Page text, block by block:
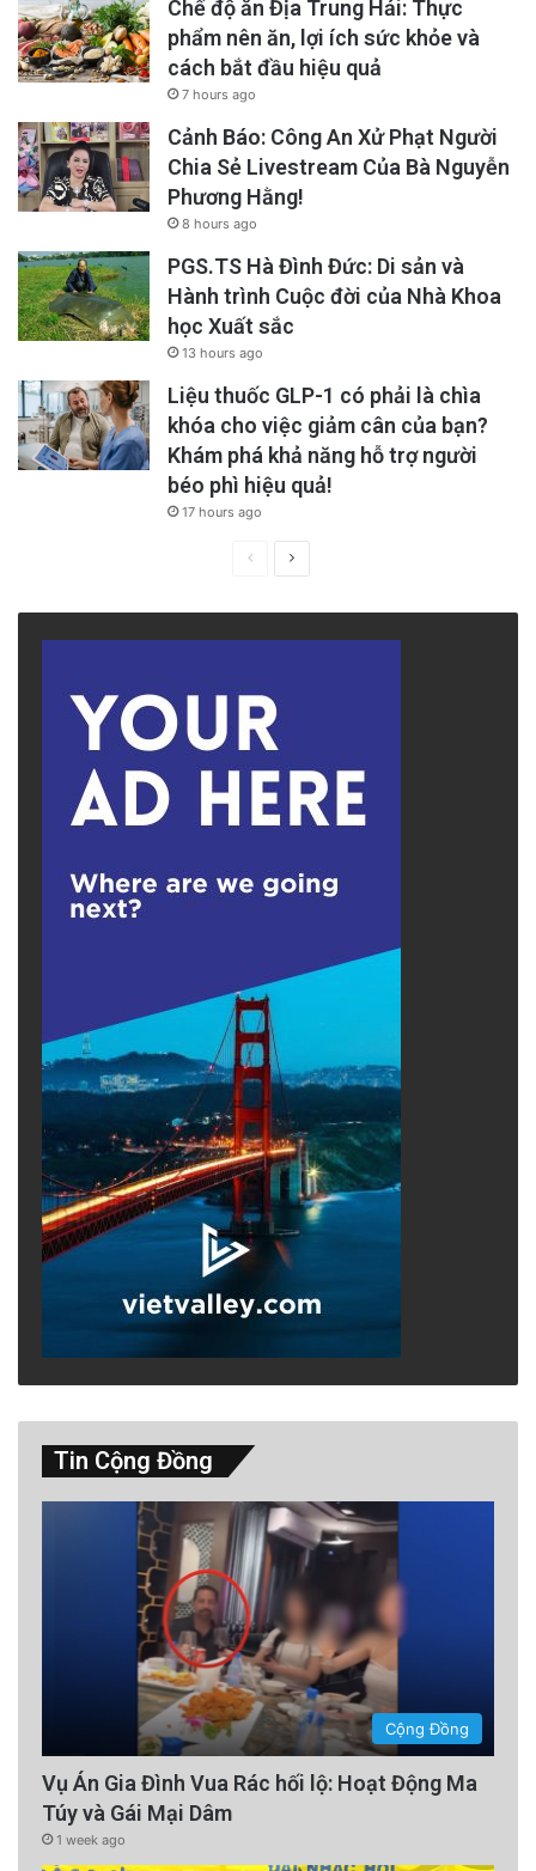
Chế độ ăn Địa Trung Hải: Thực
phẩm nên ăn, lợi ích sức khỏe và
cách bắt đầu hiệu quả
7 hours ago
Cảnh Báo: Công An Xử Phạt Người
Chia Sẻ Livestream Của Bà Nguyễn
Phương Hằng!
8 hours ago
PGS.TS Hà Đình Đức: Di sản và
Hành trình Cuộc đời của Nhà Khoa
học Xuất sắc
13 hours ago
Liệu thuốc GLP-1 có phải là chìa
khóa cho việc giảm cân của bạn?
Khám phá khả năng hỗ trợ người
béo phì hiệu quả!
17 hours ago
PreviousNext
Tin Cộng Đồng
Cộng Đồng
Vụ Án Gia Đình Vua Rác hối lộ: Hoạt Động Ma
Túy và Gái Mại Dâm
1 week ago